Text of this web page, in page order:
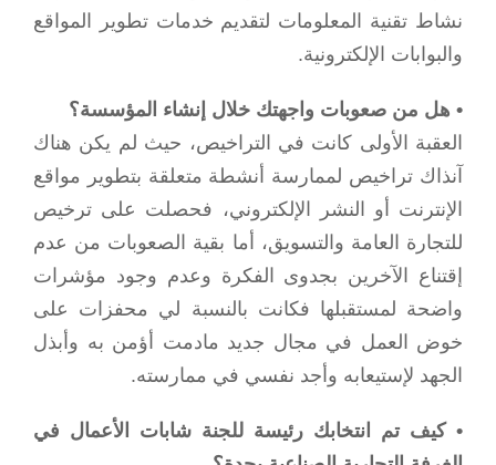
نشاط تقنية المعلومات لتقديم خدمات تطوير المواقع
والبوابات الإلكترونية.
• هل من صعوبات واجهتك خلال إنشاء المؤسسة؟
العقبة الأولى كانت في التراخيص، حيث لم يكن هناك
آنذاك تراخيص لممارسة أنشطة متعلقة بتطوير مواقع
الإنترنت أو النشر الإلكتروني، فحصلت على ترخيص
للتجارة العامة والتسويق، أما بقية الصعوبات من عدم
إقتناع الآخرين بجدوى الفكرة وعدم وجود مؤشرات
واضحة لمستقبلها فكانت بالنسبة لي محفزات على
خوض العمل في مجال جديد مادمت أؤمن به وأبذل
الجهد لإستيعابه وأجد نفسي في ممارسته.
• كيف تم انتخابك رئيسة للجنة شابات الأعمال في